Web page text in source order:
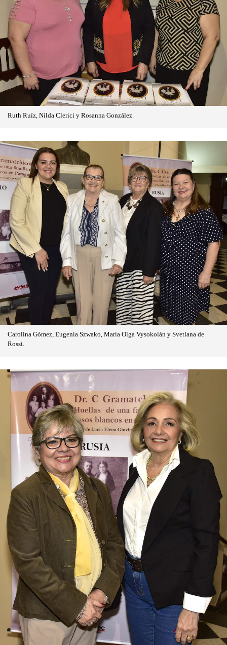
Ruth Ruíz, Nilda Clerici y Rosanna González.
Carolina Gómez, Eugenia Szwako, María Olga Vysokolán y Svetlana de
Rossi.